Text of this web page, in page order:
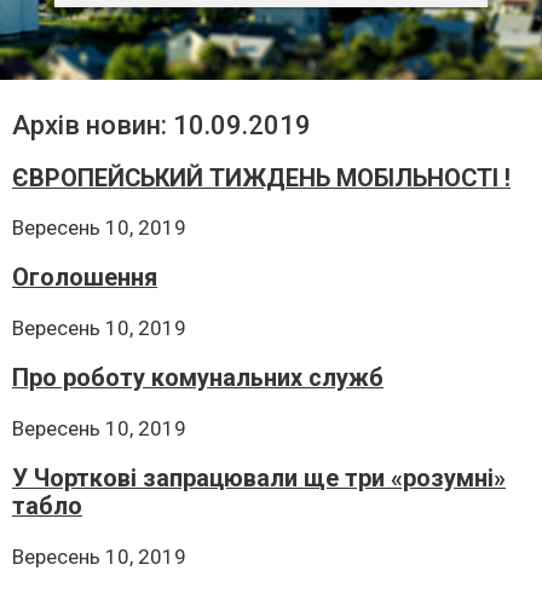
Архів новин: 10.09.2019
ЄВРОПЕЙСЬКИЙ ТИЖДЕНЬ МОБІЛЬНОСТІ !
Вересень 10, 2019
Оголошення
Вересень 10, 2019
Про роботу комунальних служб
Вересень 10, 2019
У Чорткові запрацювали ще три «розумні»
табло
Вересень 10, 2019